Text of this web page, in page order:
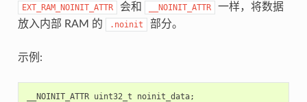
EXT_RAM_NOINIT_ATTR 会和 __NOINIT_ATTR
一样，将数据
放入内部 RAM 的
.noinit 部分。
示例:
__NOINIT_ATTR uint32_t noinit_data;